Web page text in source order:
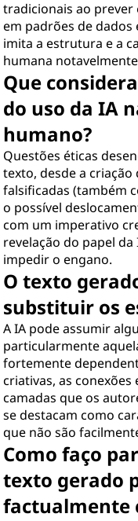
tradicionais ao prever
em padrões de
imita a estrutura e a
humana
Que
do uso da IA
humano?
Questões éticas
texto, desde a
falsificadas (também
o possível
com um imperativo
revelação do papel
impedir o engano.
O texto
substituir os
A IA pode assumir
particularmente
fortemente
criativas, as
camadas que os
se destacam como
que não são
Como faço
texto gerado
factualmente